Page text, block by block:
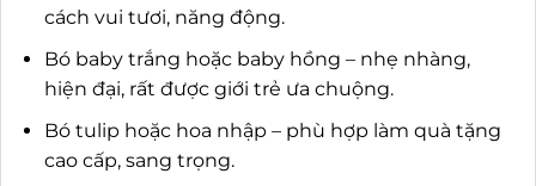
cách vui tươi, năng động.
Bó baby trắng hoặc baby hồng – nhẹ nhàng,
hiện đại, rất được giới trẻ ưa chuộng.
Bó tulip hoặc hoa nhập – phù hợp làm quà tặng
cao cấp, sang trọng.